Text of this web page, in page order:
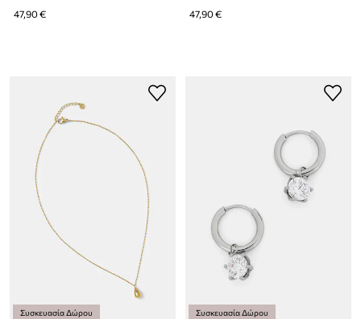
47,90 € 47,90 €
Συσκευασία Δώρου Συσκευασία Δώρου